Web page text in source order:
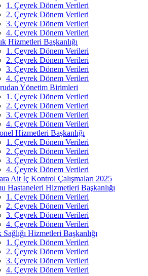
1. Çeyrek Dönem Verileri
2. Çeyrek Dönem Verileri
3. Çeyrek Dönem Verileri
4. Çeyrek Dönem Verileri
Hizmetleri Başkanlığı
1. Çeyrek Dönem Verileri
2. Çeyrek Dönem Verileri
3. Çeyrek Dönem Verileri
4. Çeyrek Dönem Verileri
Yönetim Birimleri
1. Çeyrek Dönem Verileri
2. Çeyrek Dönem Verileri
3. Çeyrek Dönem Verileri
4. Çeyrek Dönem Verileri
Hizmetleri Başkanlığı
1. Çeyrek Dönem Verileri
2. Çeyrek Dönem Verileri
3. Çeyrek Dönem Verileri
4. Çeyrek Dönem Verileri
Ait İç Kontrol Çalışmaları 2025
Hastaneleri Hizmetleri Başkanlığı
1. Çeyrek Dönem Verileri
2. Çeyrek Dönem Verileri
3. Çeyrek Dönem Verileri
4. Çeyrek Dönem Verileri
Hizmetleri Başkanlığı
1. Çeyrek Dönem Verileri
2. Çeyrek Dönem Verileri
3. Çeyrek Dönem Verileri
4. Çeyrek Dönem Verileri